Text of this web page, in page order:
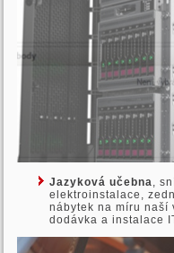
Jazyková učebna
,
elektroinstalace,
nábytek na míru naší
dodávka a instalace